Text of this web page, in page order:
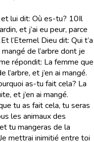
et lui dit: Où es-tu? 10Il
et j’ai eu peur, parce
Et l’Eternel Dieu dit: Qui t’a
de l’arbre dont je
répondit: La femme que
l’arbre, et j’en ai mangé.
as-tu fait cela? La
et j’en ai mangé.
tu as fait cela, tu seras
les animaux des
tu mangeras de la
Je mettrai inimitié entre toi